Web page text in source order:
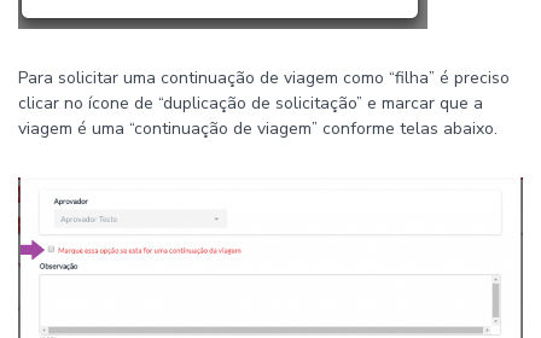
Para solicitar uma continuação de viagem como “filha” é preciso
clicar no ícone de “duplicação de solicitação” e marcar que a
viagem é uma “continuação de viagem” conforme telas abaixo.